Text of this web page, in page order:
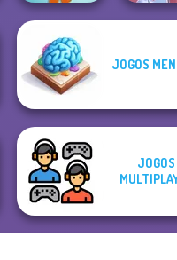
Muscle Clicker 2
JOGOS
JOGOS